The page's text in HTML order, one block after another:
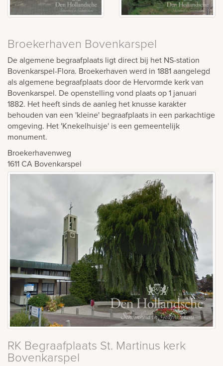
Broekerhaven Bovenkarspel
De algemene begraafplaats ligt direct bij het NS-station
Bovenkarspel-Flora. Broekerhaven werd in 1881 aangelegd
als algemene begraafplaats door de Hervormde kerk van
Bovenkarspel. De openstelling vond plaats op 1 januari
1882. Het heeft sinds de aanleg het knusse karakter
behouden van een 'kleine' begraafplaats in een parkachtige
omgeving. Het 'Knekelhuisje' is een gemeentelijk
monument.
Broekerhavenweg
1611 CA Bovenkarspel
RK Begraafplaats St. Martinus kerk
Bovenkarspel